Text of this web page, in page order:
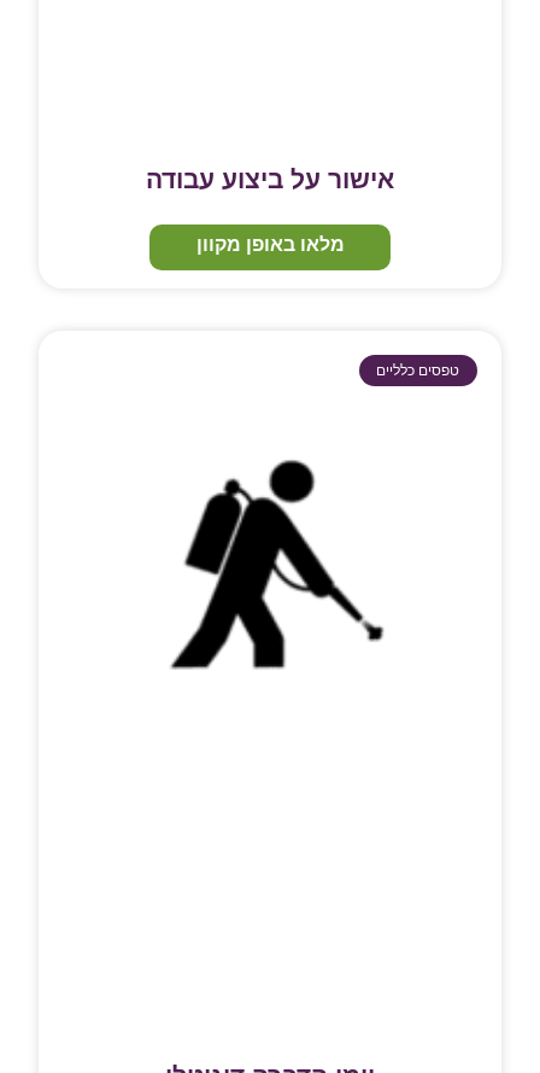
אישור על ביצוע עבודה
מלאו באופן מקוון
טפסים כלליים